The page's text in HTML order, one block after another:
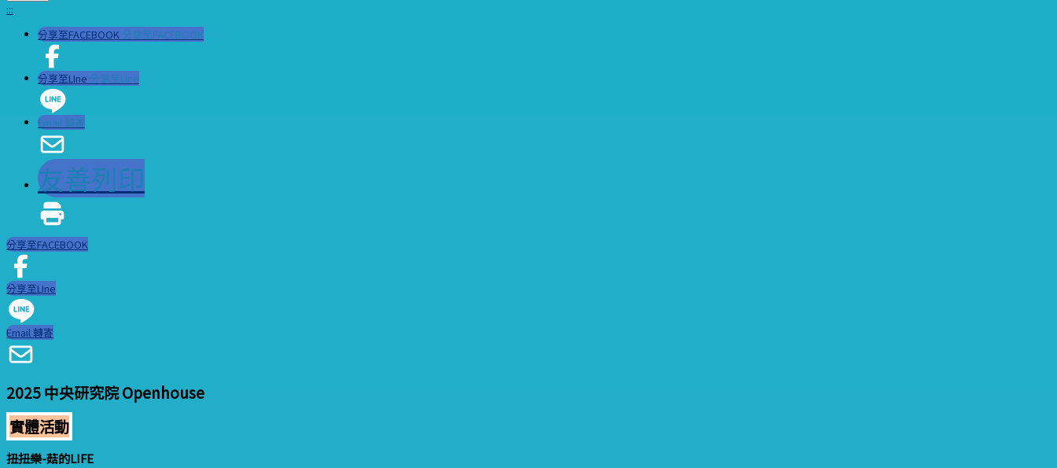
:::
分享至FACEBOOK 分享至FACEBOOK
分享至LIne 分享至LIne
Email 轉寄
友善列印
分享至FACEBOOK
分享至LIne
Email 轉寄
2025 中央研究院 Openhouse
實體活動
扭扭樂-菇的LIFE